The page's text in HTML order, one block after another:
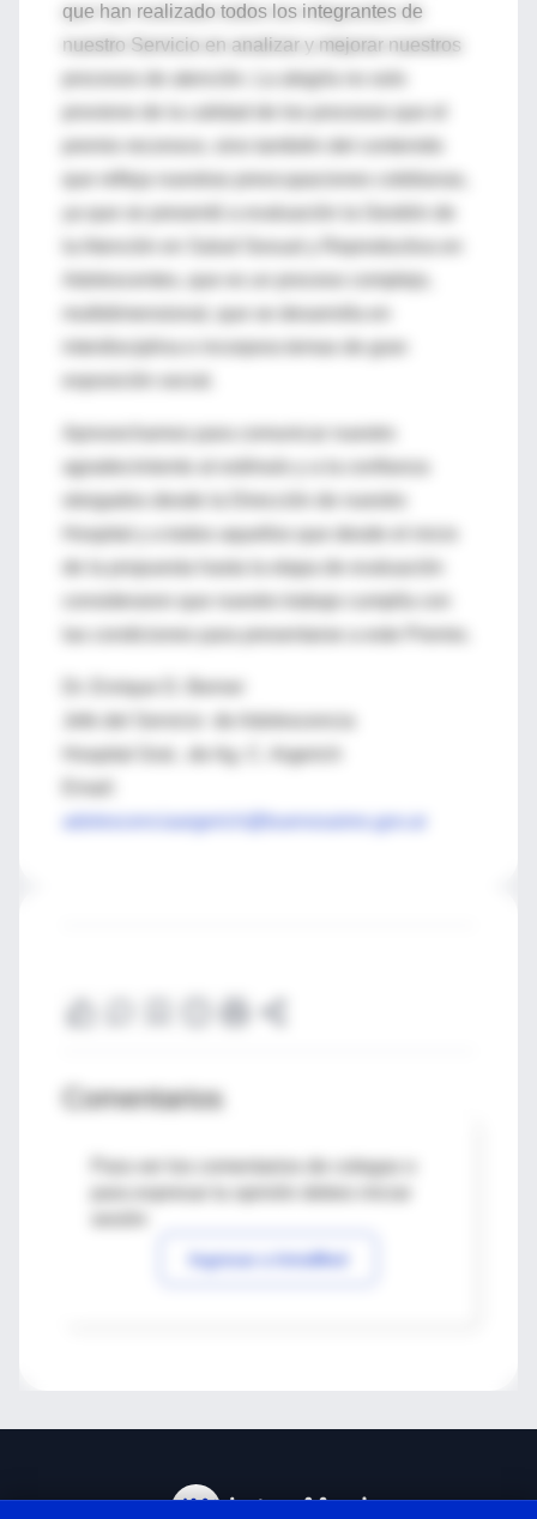
que han realizado todos los integrantes de
nuestro Servicio en analizar y mejorar nuestros
procesos de atención. La alegría no solo
que refleja nuestras preocupaciones cotidianas,
agradecimiento al estímulo y a la confianza
otorgados desde la Dirección de nuestro
Hospital y a todos aquellos que desde el inicio
de la propuesta hasta la etapa de evaluación
Dr. Enrique D. Berner
Hospital Gral.. de Ag. C. Argerich
adolescenciaargerich@buenosaires.gov.ar
Comentarios
Para ver los comentarios de colegas o
Ingresar a IntraMed